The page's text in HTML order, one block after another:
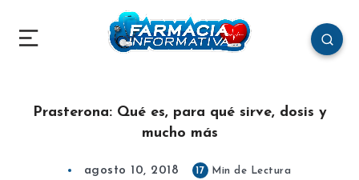
Prasterona: Qué es, para qué sirve, dosis y
mucho más
agosto 10, 2018 17 Min de Lectura